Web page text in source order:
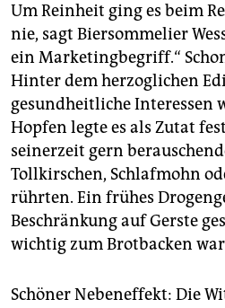
Um Reinheit ging es beim
nie, sagt Biersommelier
ein Marketingbegriff.“
Hinter dem herzoglichen
gesundheitliche Interessen
Hopfen legte es als Zutat
seinerzeit gern
Tollkirschen, Schlafmohn
rührten. Ein frühes
Beschränkung auf Gerste
wichtig zum Brotbacken
Schöner Nebeneffekt: Die